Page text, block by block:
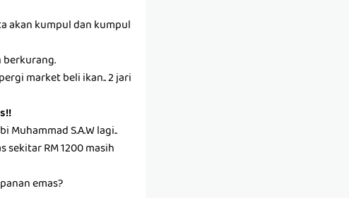
akan kumpul dan kumpul
berkurang.
market beli ikan.. 2 jari
S.A.W lagi..
sekitar RM 1200 masih
emas?